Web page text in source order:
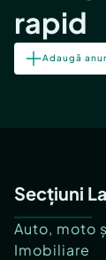
rapid
Adaugă
Secțiuni
Auto, moto
Imobiliare